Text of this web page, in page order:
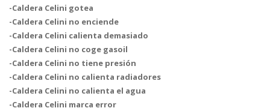
-Caldera Celini gotea
-Caldera Celini no enciende
-Caldera Celini calienta demasiado
-Caldera Celini no coge gasoil
-Caldera Celini no tiene presión
-Caldera Celini no calienta radiadores
-Caldera Celini no calienta el agua
-Caldera Celini marca error